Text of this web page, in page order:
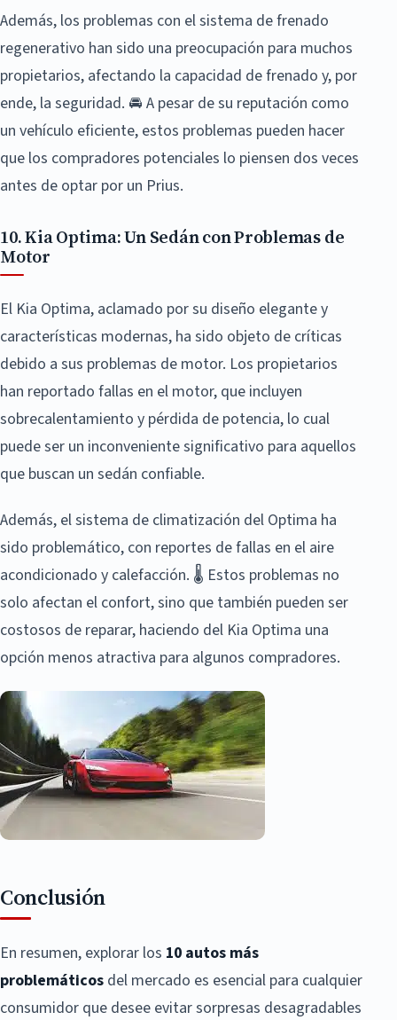
Además, los problemas con el sistema de frenado
regenerativo han sido una preocupación para muchos
propietarios, afectando la capacidad de frenado y, por
ende, la seguridad. 🚘 A pesar de su reputación como
un vehículo eficiente, estos problemas pueden hacer
que los compradores potenciales lo piensen dos veces
antes de optar por un Prius.
10. Kia Optima: Un Sedán con Problemas de
Motor
El Kia Optima, aclamado por su diseño elegante y
características modernas, ha sido objeto de críticas
debido a sus problemas de motor. Los propietarios
han reportado fallas en el motor, que incluyen
sobrecalentamiento y pérdida de potencia, lo cual
puede ser un inconveniente significativo para aquellos
que buscan un sedán confiable.
Además, el sistema de climatización del Optima ha
sido problemático, con reportes de fallas en el aire
acondicionado y calefacción. 🌡️ Estos problemas no
solo afectan el confort, sino que también pueden ser
costosos de reparar, haciendo del Kia Optima una
opción menos atractiva para algunos compradores.
Conclusión
En resumen, explorar los 10 autos más
problemáticos del mercado es esencial para cualquier
consumidor que desee evitar sorpresas desagradables